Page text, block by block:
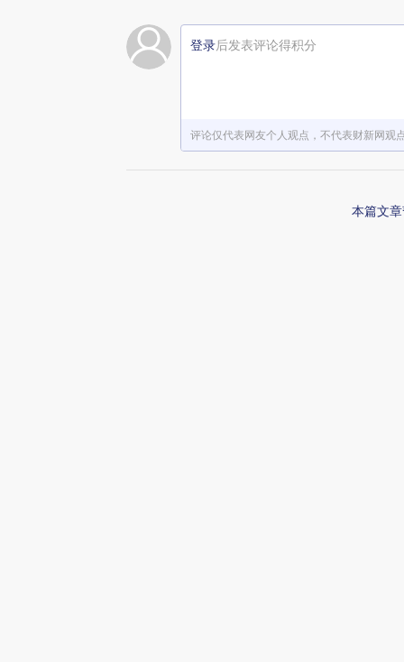
登录后发表评论得积分
评论仅代表网友个人观点，不代表财新网观
本篇文